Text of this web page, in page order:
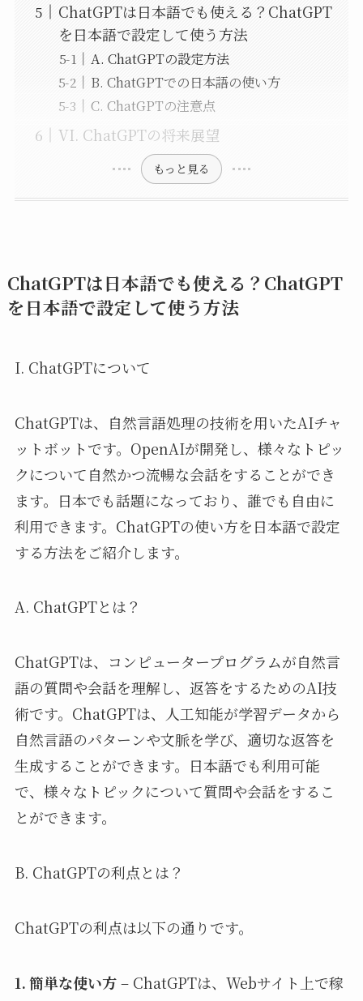
ChatGPTは日本語でも使える？ChatGPT
を日本語で設定して使う方法
A. ChatGPTの設定方法
B. ChatGPTでの日本語の使い方
C. ChatGPTの注意点
VI. ChatGPTの将来展望
もっと見る
ChatGPTは日本語でも使える？ChatGPT
を日本語で設定して使う方法
I. ChatGPTについて
ChatGPTは、自然言語処理の技術を用いたAIチャ
ットボットです。OpenAIが開発し、様々なトピッ
クについて自然かつ流暢な会話をすることができ
ます。日本でも話題になっており、誰でも自由に
利用できます。ChatGPTの使い方を日本語で設定
する方法をご紹介します。
A. ChatGPTとは？
ChatGPTは、コンピュータープログラムが自然言
語の質問や会話を理解し、返答をするためのAI技
術です。ChatGPTは、人工知能が学習データから
自然言語のパターンや文脈を学び、適切な返答を
生成することができます。日本語でも利用可能
で、様々なトピックについて質問や会話をするこ
とができます。
B. ChatGPTの利点とは？
ChatGPTの利点は以下の通りです。
1. 簡単な使い方– ChatGPTは、Webサイト上で稼